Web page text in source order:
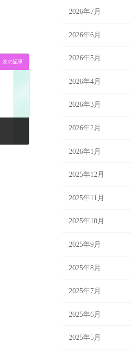
次の記事
2026年7月
2026年6月
2026年5月
2026年4月
2026年3月
2026年2月
2026年1月
2025年12月
2025年11月
2025年10月
2025年9月
2025年8月
2025年7月
2025年6月
2025年5月